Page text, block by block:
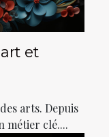
et
arts. Depuis
métier clé....